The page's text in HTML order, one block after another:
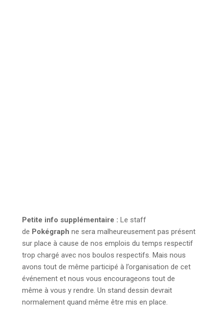
Petite info supplémentaire : Le staff
de Pokégraph ne sera malheureusement pas présent
sur place à cause de nos emplois du temps respectif
trop chargé avec nos boulos respectifs. Mais nous
avons tout de même participé à l’organisation de cet
événement et nous vous encourageons tout de
même à vous y rendre. Un stand dessin devrait
normalement quand même être mis en place.